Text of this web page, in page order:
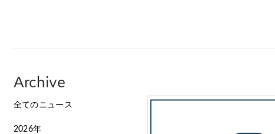
Archive
全てのニュース
2026年